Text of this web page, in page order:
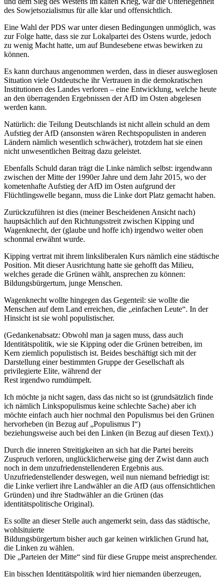
des Sowjetsozialismus für alle klar und offensichtlich.
Eine Wahl der PDS war unter diesen Bedingungen unmöglich, was
zur Folge hatte, dass sie zur Lokalpartei des Ostens wurde, jedoch
zu wenig Macht hatte, um auf Bundesebene etwas bewirken zu
können.
Es kann durchaus angenommen werden, dass in dieser ausweglosen
Situation viele Ostdeutsche ihr Vertrauen in die demokratischen
Institutionen des Landes verloren – eine Entwicklung, welche heute
an den überragenden Ergebnissen der AfD im Osten abgelesen
werden kann.
Natürlich: die Teilung Deutschlands ist nicht allein schuld an dem
Aufstieg der AfD (ansonsten wären Rechtspopulisten in anderen
Ländern nämlich wesentlich schwächer), trotzdem hat sie einen
nicht unwesentlichen Beitrag dazu geleistet.
Ebenfalls Schuld daran trägt die Linke nämlich selbst: irgendwann
zwischen der Mitte der 1990er Jahre und dem Jahr 2015, wo der
kometenhafte Aufstieg der AfD im Osten aufgrund der
Flüchtlingswelle begann, muss die Linke dort Platz gemacht haben.
Zurückzuführen ist dies (meiner Bescheidenen Ansicht nach)
hauptsächlich auf den Richtungsstreit zwischen Kipping und
Wagenknecht, der (glaube und hoffe ich) irgendwo weiter oben
schonmal erwähnt wurde.
Kipping vertrat mit ihrem linksliberalen Kurs nämlich eine städtische
Position. Mit dieser Ausrichtung hatte sie gehofft das Milieu,
welches gerade die Grünen wählt, ansprechen zu können:
Bildungsbürgertum, junge Menschen.
Wagenknecht wollte hingegen das Gegenteil: sie wollte die
Menschen auf dem Land erreichen, die „einfachen Leute“. In der
Hinsicht ist sie wohl populistischer.
(Gedankenabsatz: Obwohl man ja sagen muss, dass auch
Identitätspolitik, wie sie Kipping oder die Grünen betreiben, im
Kern ziemlich populistisch ist. Beides beschäftigt sich mit der
Darstellung einer bestimmten Gruppe der Gesellschaft als
privilegierte Elite, während der
Rest irgendwo rumdümpelt.
Ich möchte ja nicht sagen, dass das nicht so ist (grundsätzlich finde
ich nämlich Linkspopulismus keine schlechte Sache) aber ich
möchte einfach auch hier nochmal den Populismus bei den Grünen
hervorheben (in Bezug auf „Populismus I“)
beziehungsweise auch bei den Linken (in Bezug auf diesen Text).)
Durch die inneren Streitigkeiten an sich hat die Partei bereits
Zuspruch verloren, unglücklicherweise ging der Zwist dann auch
noch in dem unzufriedenstellenderen Ergebnis aus.
Unzufriedenstellender deswegen, weil nun niemand befriedigt ist:
die Linke verliert ihre Landwähler an die AfD (aus offensichtlichen
Gründen) und ihre Stadtwähler an die Grünen (das
identitätspolitische Original).
Es sollte an dieser Stelle auch angemerkt sein, dass das städtische,
wohlsituierte
Bildungsbürgertum bisher auch gar keinen wirklichen Grund hat,
die Linken zu wählen.
Die „Parteien der Mitte“ sind für diese Gruppe meist ansprechender.
Ein bisschen Identitätspolitik wird hier niemanden überzeugen,